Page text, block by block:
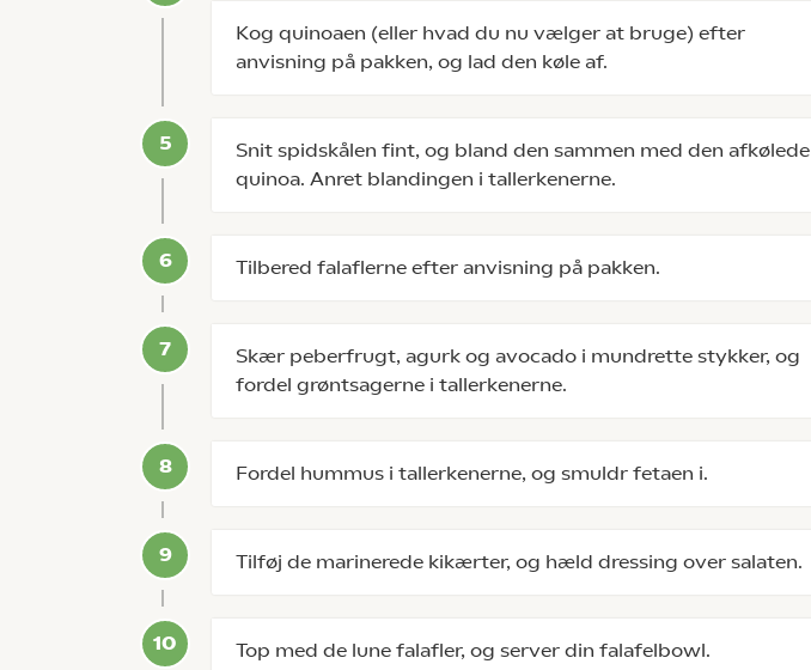
Kog quinoaen (eller hvad du nu vælger at bruge) efter
anvisning på pakken, og lad den køle af.
Snit spidskålen fint, og bland den sammen med den afkølede
quinoa. Anret blandingen i tallerkenerne.
Tilbered falaflerne efter anvisning på pakken.
Skær peberfrugt, agurk og avocado i mundrette stykker, og
fordel grøntsagerne i tallerkenerne.
Fordel hummus i tallerkenerne, og smuldr fetaen i.
Tilføj de marinerede kikærter, og hæld dressing over salaten.
Top med de lune falafler, og server din falafelbowl.